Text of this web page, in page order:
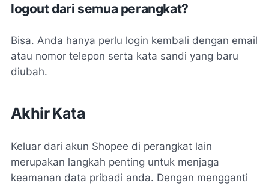
logout dari semua perangkat?
Bisa. Anda hanya perlu login kembali dengan email
atau nomor telepon serta kata sandi yang baru
diubah.
Akhir Kata
Keluar dari akun Shopee di perangkat lain
merupakan langkah penting untuk menjaga
keamanan data pribadi anda. Dengan mengganti